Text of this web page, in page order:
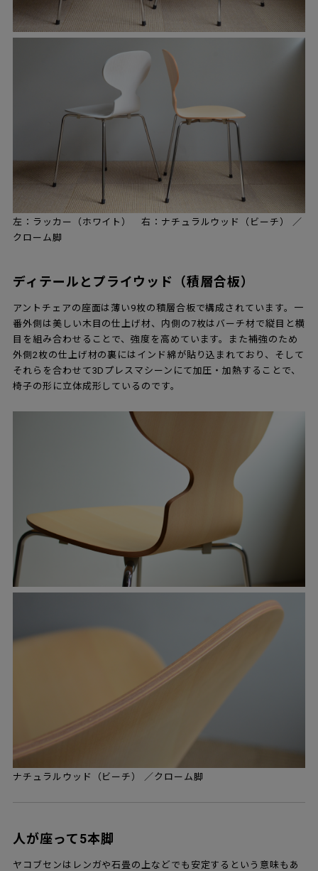
左：ラッカー（ホワイト） 右：ナチュラルウッド（ビーチ） ／
クローム脚
ディテールとプライウッド（積層合板）
アントチェアの座面は薄い9枚の積層合板で構成されています。一
番外側は美しい木目の仕上げ材、内側の7枚はバーチ材で縦目と横
目を組み合わせることで、強度を高めています。また補強のため
外側2枚の仕上げ材の裏にはインド綿が貼り込まれており、そして
それらを合わせて3Dプレスマシーンにて加圧・加熱することで、
椅子の形に立体成形しているのです。
ナチュラルウッド（ビーチ） ／クローム脚
人が座って5本脚
ヤコブセンはレンガや石畳の上などでも安定するという意味もあ